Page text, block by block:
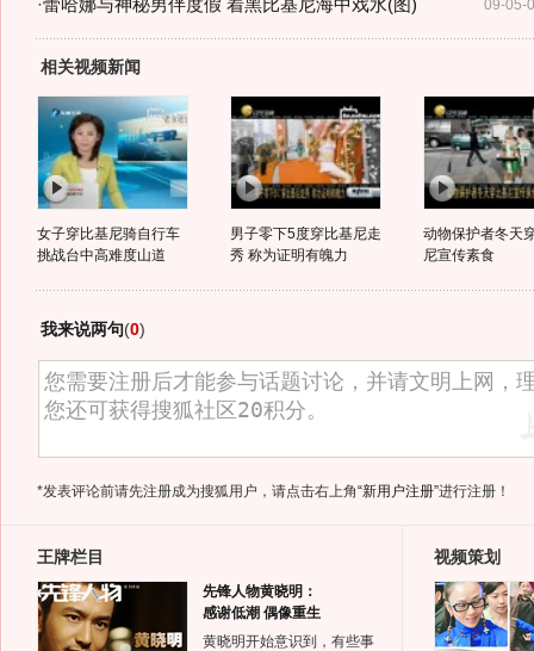
09-05-
·蕾哈娜与神秘男伴度假 着黑比基尼海中戏水(图)
相关视频新闻
女子穿比基尼骑自行车
挑战台中高难度山道
男子零下5度穿比基尼走
秀 称为证明有魄力
动物保护者冬天
尼宣传素食
我来说两句(0)
*发表评论前请先注册成为搜狐用户，请点击右上角“新用户注册”进行注册！
王牌栏目
先锋人物黄晓明：
感谢低潮 偶像重生
黄晓明开始意识到，有些事
视频策划